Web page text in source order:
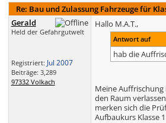
Re: Bau und Zulassung Fahrzeuge für
Gerald
Held der Gefahrgutwelt
Registriert: Jul 2007
Beiträge: 3,289
97332 Volkach
Hallo M.A.T.,
Antwort auf
hab die
Meine Auffrischung
den Raum
merken sich die
Aufbaukurs Klasse